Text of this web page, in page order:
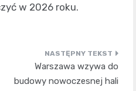
w 2026 roku.
Warszawa wzywa do
budowy nowoczesnej hali